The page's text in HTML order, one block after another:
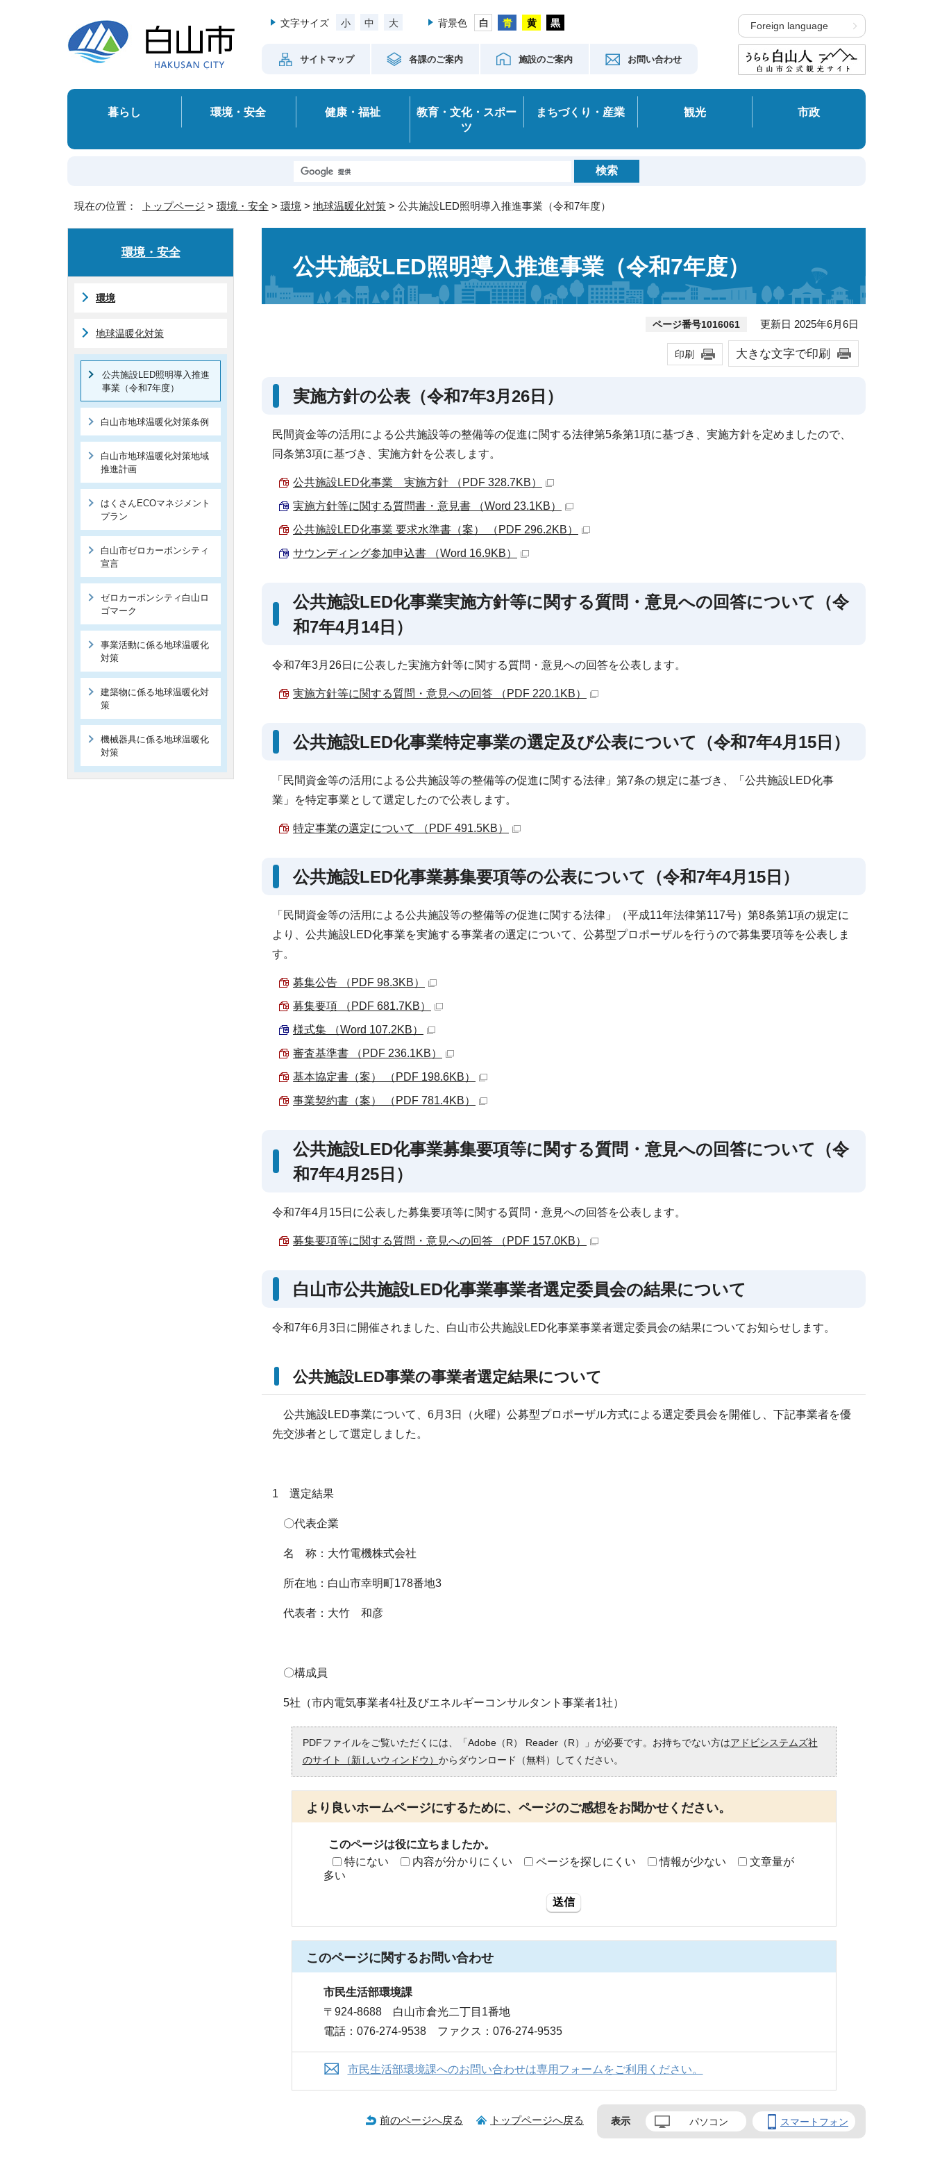
文字サイズ 小 中 大 背景色
サイトマップ 各課のご案内 施設のご案内 お問い合わせ
Foreign language
暮らし 環境・安全 健康・福祉
教育・文化・スポー
ツ
まちづくり・産業 観光 市政
現在の位置： トップページ > 環境・安全 > 環境 > 地球温暖化対策 > 公共施設LED照明導入推進事業（令和7年度）
公共施設LED照明導入推進事業（令和7年度）
ページ番号1016061 更新日 2025年6月6日
印刷 大きな文字で印刷
実施方針の公表（令和7年3月26日）
民間資金等の活用による公共施設等の整備等の促進に関する法律第5条第1項に基づき、実施方針を定めましたので、
同条第3項に基づき、実施方針を公表します。
公共施設LED化事業 実施方針 （PDF 328.7KB）
実施方針等に関する質問書・意見書 （Word 23.1KB）
公共施設LED化事業 要求水準書（案） （PDF 296.2KB）
サウンディング参加申込書 （Word 16.9KB）
公共施設LED化事業実施方針等に関する質問・意見への回答について（令
和7年4月14日）
令和7年3月26日に公表した実施方針等に関する質問・意見への回答を公表します。
実施方針等に関する質問・意見への回答 （PDF 220.1KB）
公共施設LED化事業特定事業の選定及び公表について（令和7年4月15日）
「民間資金等の活用による公共施設等の整備等の促進に関する法律」第7条の規定に基づき、「公共施設LED化事
業」を特定事業として選定したので公表します。
特定事業の選定について （PDF 491.5KB）
公共施設LED化事業募集要項等の公表について（令和7年4月15日）
「民間資金等の活用による公共施設等の整備等の促進に関する法律」（平成11年法律第117号）第8条第1項の規定に
より、公共施設LED化事業を実施する事業者の選定について、公募型プロポーザルを行うので募集要項等を公表しま
す。
募集公告 （PDF 98.3KB）
募集要項 （PDF 681.7KB）
様式集 （Word 107.2KB）
審査基準書 （PDF 236.1KB）
基本協定書（案） （PDF 198.6KB）
事業契約書（案） （PDF 781.4KB）
公共施設LED化事業募集要項等に関する質問・意見への回答について（令
和7年4月25日）
令和7年4月15日に公表した募集要項等に関する質問・意見への回答を公表します。
募集要項等に関する質問・意見への回答 （PDF 157.0KB）
白山市公共施設LED化事業事業者選定委員会の結果について
令和7年6月3日に開催されました、白山市公共施設LED化事業事業者選定委員会の結果についてお知らせします。
公共施設LED事業の事業者選定結果について
公共施設LED事業について、6月3日（火曜）公募型プロポーザル方式による選定委員会を開催し、下記事業者を優
先交渉者として選定しました。
1 選定結果
〇代表企業
名 称：大竹電機株式会社
所在地：白山市幸明町178番地3
代表者：大竹 和彦
〇構成員
5社（市内電気事業者4社及びエネルギーコンサルタント事業者1社）
PDFファイルをご覧いただくには、「Adobe（R） Reader（R）」が必要です。お持ちでない方はアドビシステムズ社
のサイト（新しいウィンドウ） からダウンロード（無料）してください。
より良いホームページにするために、ページのご感想をお聞かせください。
このページは役に立ちましたか。
特にない
内容が分かりにくい ページを探しにくい 情報が少ない
文章量が
多い
送信
このページに関するお問い合わせ
市民生活部環境課
〒924-8688 白山市倉光二丁目1番地
電話：076-274-9538 ファクス：076-274-9535
市民生活部環境課へのお問い合わせは専用フォームをご利用ください。
環境・安全
環境
地球温暖化対策
公共施設LED照明導入推進
事業（令和7年度）
白山市地球温暖化対策条例
白山市地球温暖化対策地域
推進計画
はくさんECOマネジメント
プラン
白山市ゼロカーボンシティ
宣言
ゼロカーボンシティ白山ロ
ゴマーク
事業活動に係る地球温暖化
対策
建築物に係る地球温暖化対
策
機械器具に係る地球温暖化
対策
前のページへ戻る トップページへ戻る 表示 パソコン スマートフォン